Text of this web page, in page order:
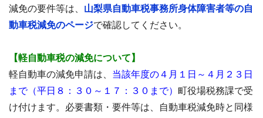
減免の要件等は、 山梨県自動車税事務所身体障害者等の自
動車税減免のページで確認してください。
【軽自動車税の減免について】
軽自動車の減免申請は、 当該年度の４月１日～４月２３日
まで（平日８：３０～１７：３０まで） 町役場税務課で受
け付けます。必要書類・要件等は、自動車税減免時と同様